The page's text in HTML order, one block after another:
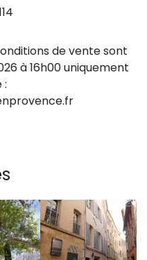
de vente sont
à 16h00 uniquement
: